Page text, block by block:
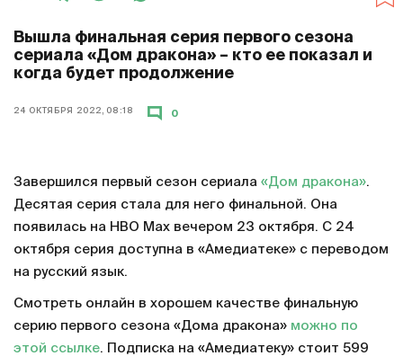
Вышла финальная серия первого сезона
сериала «Дом дракона» – кто ее показал и
когда будет продолжение
24 ОКТЯБРЯ 2022, 08:18 0
Завершился первый сезон сериала «Дом дракона».
Десятая серия стала для него финальной. Она
появилась на HBO Max вечером 23 октября. С 24
октября серия доступна в «Амедиатеке» с переводом
на русский язык.
Смотреть онлайн в хорошем качестве финальную
серию первого сезона «Дома дракона» можно по
этой ссылке. Подписка на «Амедиатеку» стоит 599